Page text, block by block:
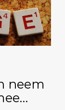
neem